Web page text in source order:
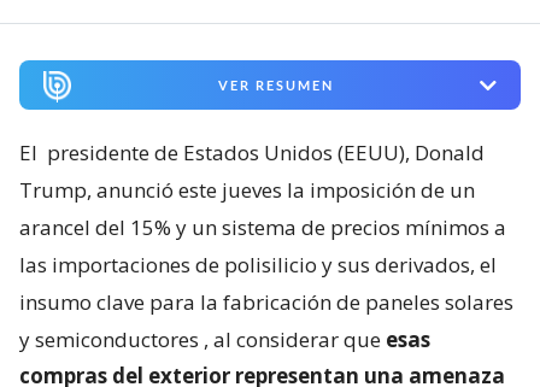
VER RESUMEN
El presidente de Estados Unidos (EEUU), Donald
Trump, anunció este jueves la imposición de un
arancel del 15% y un sistema de precios mínimos a
las importaciones de polisilicio y sus derivados, el
insumo clave para la fabricación de paneles solares
y semiconductores , al considerar que esas
compras del exterior representan una amenaza